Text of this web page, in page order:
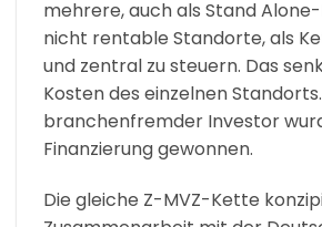
mehrere, auch als Stand
nicht rentable Standorte, als
und zentral zu steuern. Das
Kosten des einzelnen
branchenfremder Investor
Finanzierung gewonnen.
Die gleiche Z-MVZ-Kette